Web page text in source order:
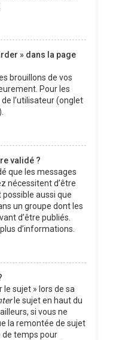
» dans la page
brouillons de vos
Pour les
l’utilisateur (onglet
validé ?
que les messages
nécessitent d’être
possible aussi que
un groupe dont les
d’être publiés.
d’informations.
le sujet » lors de sa
le sujet en haut du
si vous ne
la remontée de sujet
de temps pour